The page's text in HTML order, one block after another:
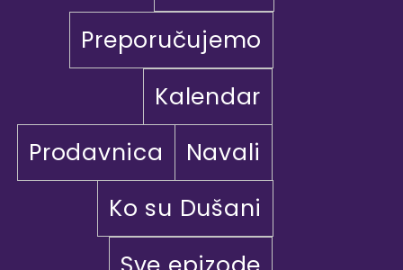
Preporučujemo
Kalendar
Prodavnica
Navali
Ko su Dušani